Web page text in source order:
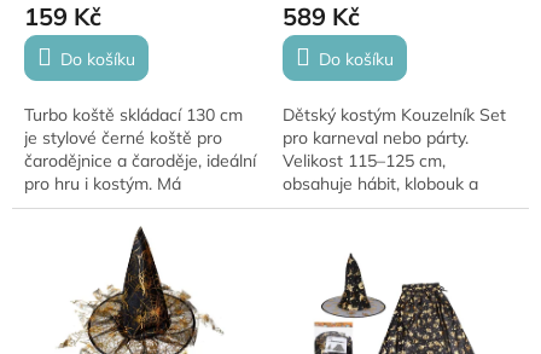
159 Kč
Do košíku
Turbo koště skládací 130 cm
je stylové černé koště pro
čarodějnice a čaroděje, ideální
pro hru i kostým. Má
skladovatelné provedení ze 3
částí a tři barevné stuhy.
589 Kč
Do košíku
Dětský kostým Kouzelník Set
pro karneval nebo párty.
Velikost 115–125 cm,
obsahuje hábit, klobouk a
šálu. Ideální pro hraní rolí a